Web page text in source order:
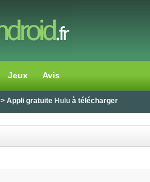
Jeux Avis
> Appli gratuite Hulu à télécharger